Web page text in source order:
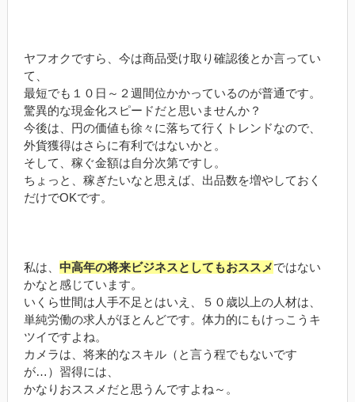
ヤフオクですら、今は商品受け取り確認後とか言ってい
て、
最短でも１０日～２週間位かかっているのが普通です。
驚異的な現金化スピードだと思いませんか？
今後は、円の価値も徐々に落ちて行くトレンドなので、
外貨獲得はさらに有利ではないかと。
そして、稼ぐ金額は自分次第ですし。
ちょっと、稼ぎたいなと思えば、出品数を増やしておく
だけでOKです。
私は、 中高年の将来ビジネスとしてもおススメではない
かなと感じています。
いくら世間は人手不足とはいえ、５０歳以上の人材は、
単純労働の求人がほとんどです。体力的にもけっこうキ
ツイですよね。
カメラは、将来的なスキル（と言う程でもないです
が…）習得には、
かなりおススメだと思うんですよね～。